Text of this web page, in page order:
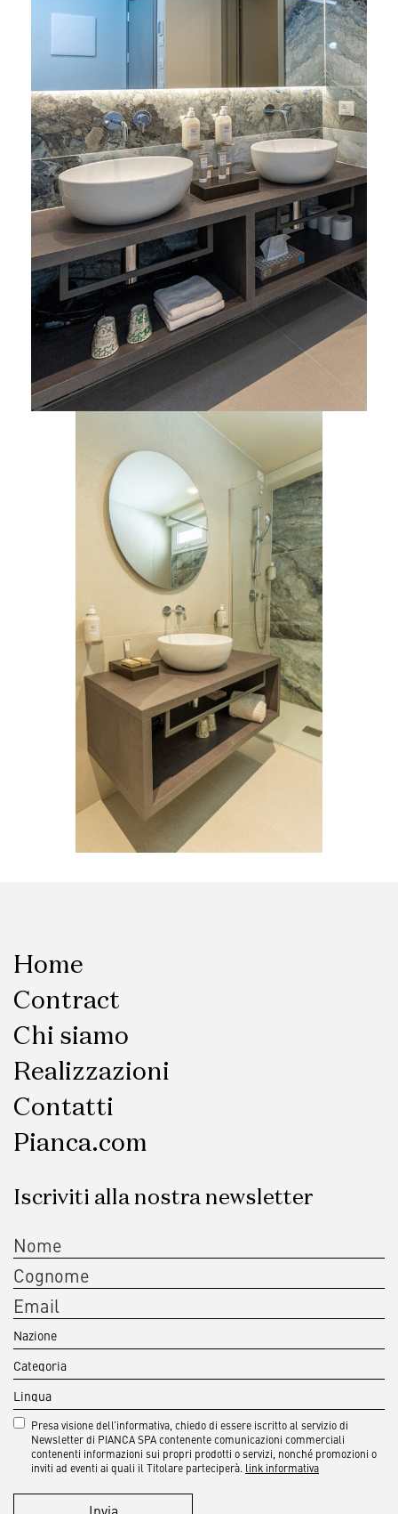
Home
Contract
Chi siamo
Realizzazioni
Contatti
Pianca.com
Iscriviti alla nostra newsletter
Presa visione dell’informativa, chiedo di essere iscritto al servizio di
Newsletter di PIANCA SPA contenente comunicazioni commerciali
contenenti informazioni sui propri prodotti o servizi, nonché promozioni o
inviti ad eventi ai quali il Titolare parteciperà. link informativa
Invia